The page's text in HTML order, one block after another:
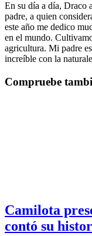
En su día a día, Draco
padre, a quien
este año me dedico
en el mundo.
agricultura. Mi padre
increíble con la
Compruebe
Camilota
contó su